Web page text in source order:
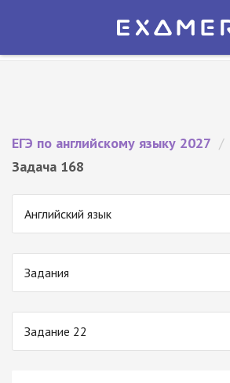
Экзамер — ЕГЭ 2027
ЕГЭ по английскому языку 2027 /
Задача 168
Английский язык
Задания
Задание 22